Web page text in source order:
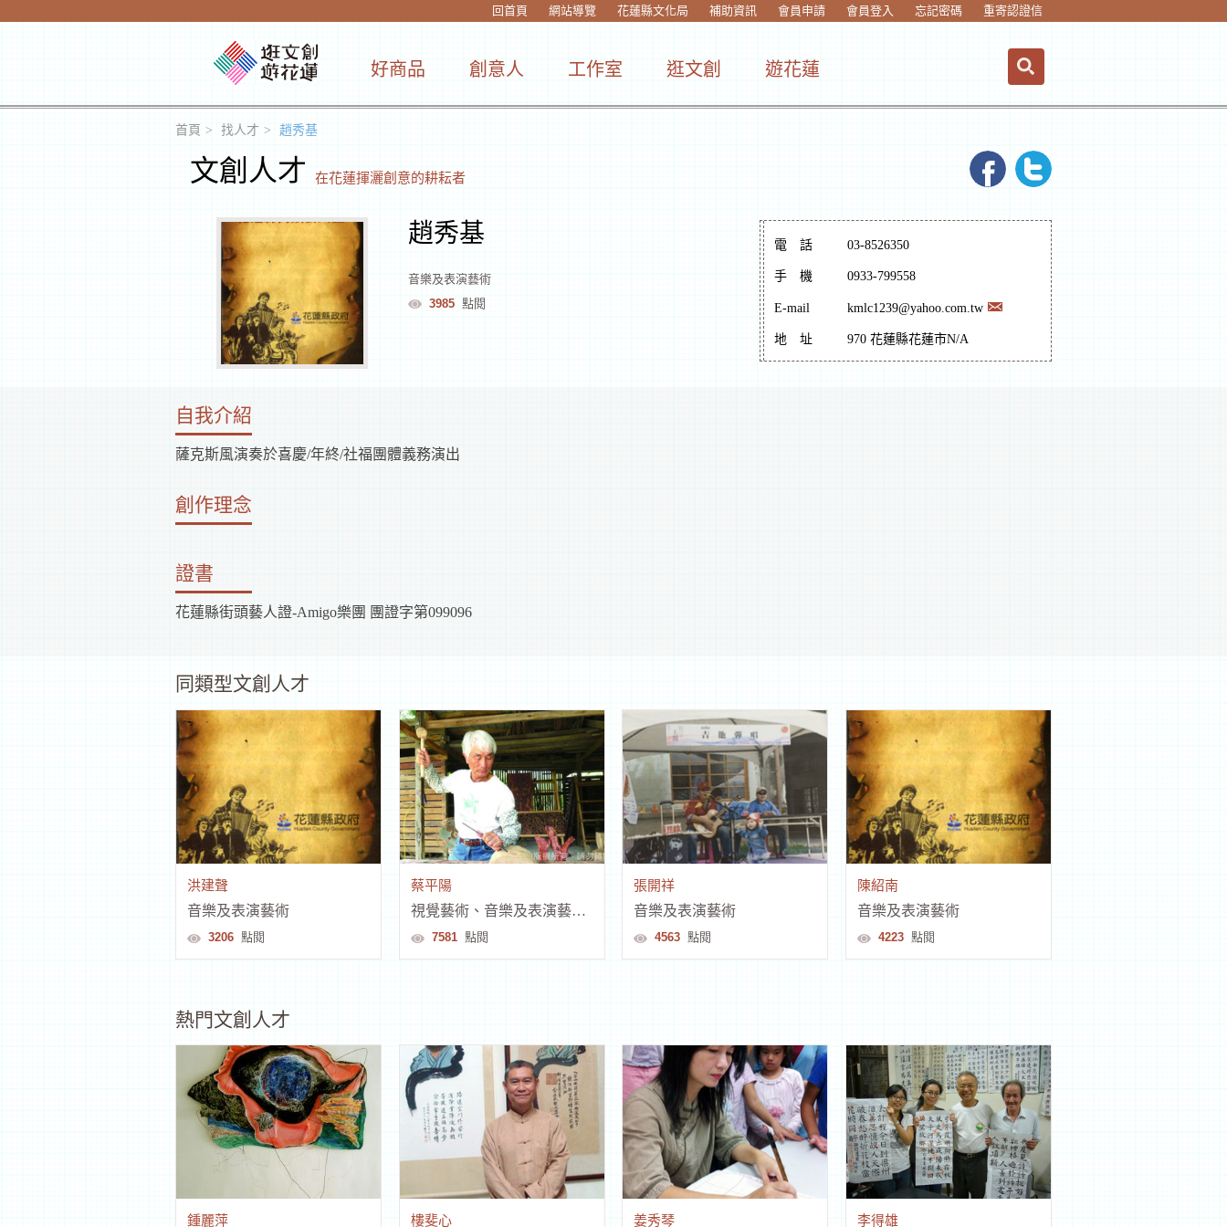
回首頁 網站導覽 花蓮縣文化局 補助資訊 會員申請 會員登入 忘記密碼 重寄認證信
好商品 創意人 工作室 逛文創 遊花蓮
首頁 找人才 趙秀基
文創人才 在花蓮揮灑創意的耕耘者
趙秀基
音樂及表演藝術
3985 點閱
電 話 03-8526350
手 機 0933-799558
E-mail kmlc1239@yahoo.com.tw
地 址 970 花蓮縣花蓮市N/A
自我介紹
薩克斯風演奏於喜慶/年終/社福團體義務演出
創作理念
證書
花蓮縣街頭藝人證-Amigo樂團 團證字第099096
同類型文創人才
洪建聲
音樂及表演藝術
3206 點閱
蔡平陽
視覺藝術、音樂及表演藝術、其他
7581 點閱
張開祥
音樂及表演藝術
4563 點閱
陳紹南
音樂及表演藝術
4223 點閱
熱門文創人才
鍾麗萍 樓斐心 姜秀琴 李得雄